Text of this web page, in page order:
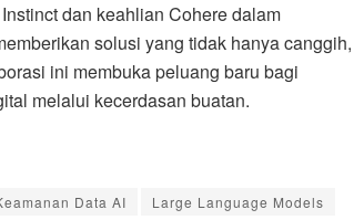
dan keahlian Cohere dalam
solusi yang tidak hanya canggih,
ini membuka peluang baru bagi
melalui kecerdasan buatan.
Data AI
Large Language Models